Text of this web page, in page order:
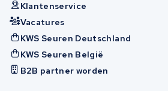
Klantenservice
Vacatures
KWS Seuren Deutschland
KWS Seuren België
B2B partner worden